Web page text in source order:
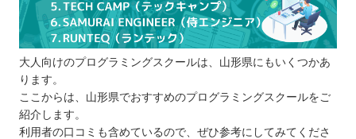
大人向けのプログラミングスクールは、山形県にもいくつかあ
ります。
ここからは、山形県でおすすめのプログラミングスクールをご
紹介します。
利用者の口コミも含めているので、ぜひ参考にしてみてくださ